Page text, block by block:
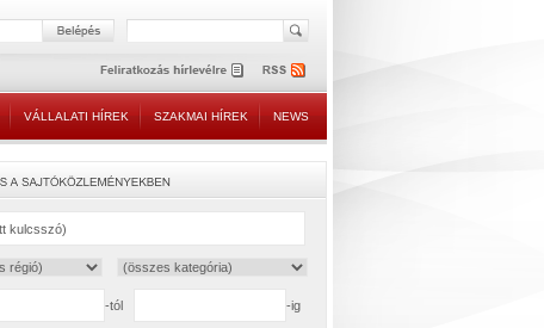
VÁLLALATI HÍREK SZAKMAI HÍREK NEWS
-tól -ig